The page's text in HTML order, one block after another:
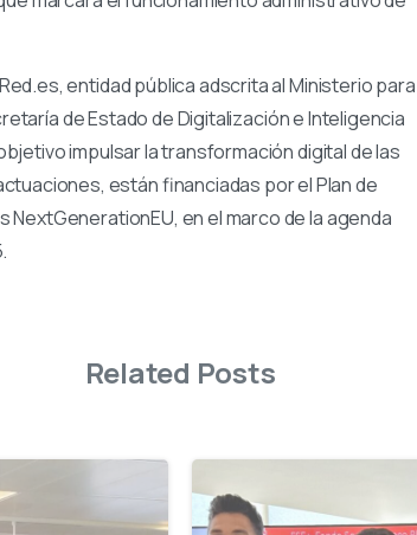
entidad pública adscrita al Ministerio para
de Estado de Digitalización e Inteligencia
impulsar la transformación digital de las
están financiadas por el Plan de
en el marco de la agenda
Related Posts